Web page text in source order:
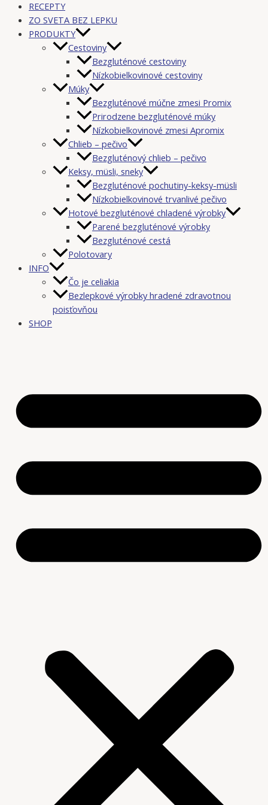
RECEPTY
ZO SVETA BEZ LEPKU
PRODUKTY
Cestoviny
Bezgluténové cestoviny
Nízkobielkovinové cestoviny
Múky
Bezgluténové múčne zmesi Promix
Prirodzene bezgluténové múky
Nízkobielkovinové zmesi Apromix
Chlieb – pečivo
Bezgluténový chlieb – pečivo
Keksy, müsli, sneky
Bezgluténové pochutiny-keksy-müsli
Nízkobielkovinové trvanlivé pečivo
Hotové bezgluténové chladené výrobky
Parené bezgluténové výrobky
Bezgluténové cestá
Polotovary
INFO
Čo je celiakia
Bezlepkové výrobky hradené zdravotnou
poisťovňou
SHOP